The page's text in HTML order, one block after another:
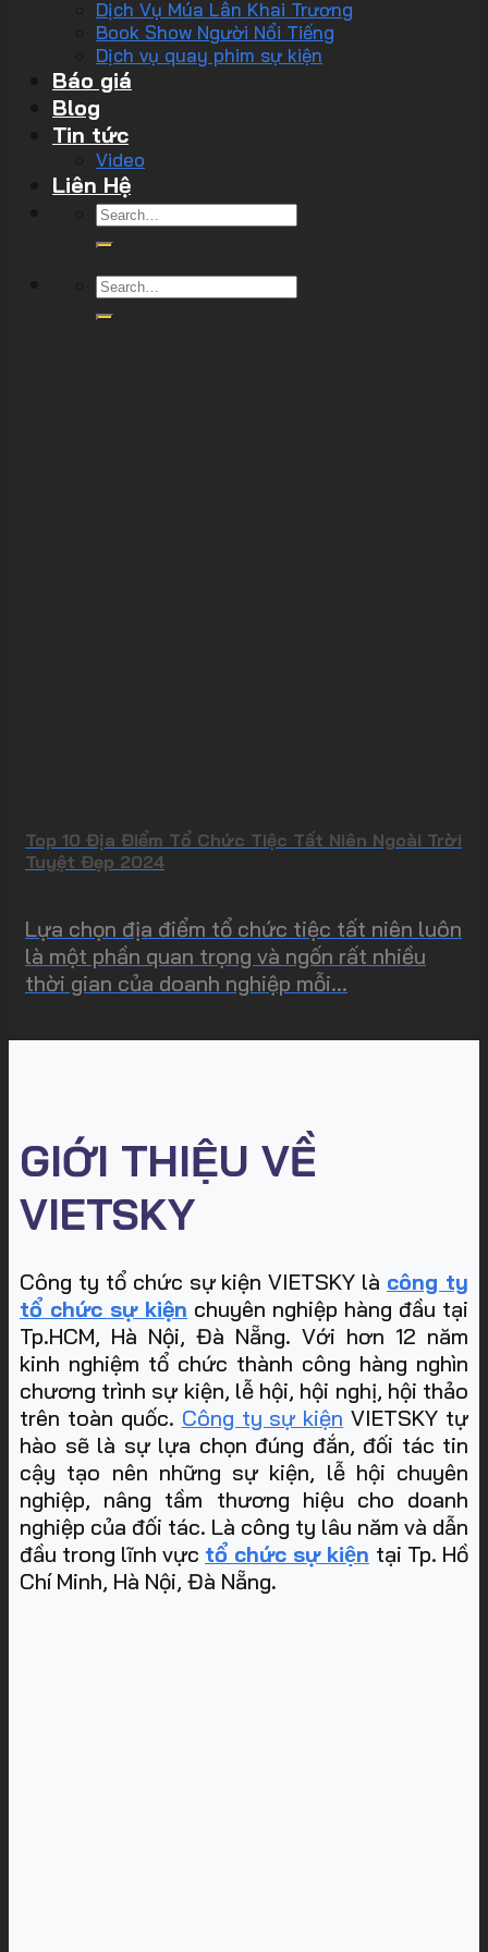
Dịch Vụ Múa Lân Khai Trương
Book Show Người Nổi Tiếng
Dịch vụ quay phim sự kiện
Báo giá
Blog
Tin tức
Video
Liên Hệ
Top 10 Địa Điểm Tổ Chức Tiệc Tất Niên Ngoài Trời
Tuyệt Đẹp 2024
Lựa chọn địa điểm tổ chức tiệc tất niên luôn
là một phần quan trọng và ngốn rất nhiều
thời gian của doanh nghiệp mỗi...
GIỚI THIỆU VỀ
VIETSKY
Công ty tổ chức sự kiện VIETSKY là công ty
tổ chức sự kiện chuyên nghiệp hàng đầu tại
Tp.HCM, Hà Nội, Đà Nẵng. Với hơn 12 năm
kinh nghiệm tổ chức thành công hàng nghìn
chương trình sự kiện, lễ hội, hội nghị, hội thảo
trên toàn quốc. Công ty sự kiện VIETSKY tự
hào sẽ là sự lựa chọn đúng đắn, đối tác tin
cậy tạo nên những sự kiện, lễ hội chuyên
nghiệp, nâng tầm thương hiệu cho doanh
nghiệp của đối tác. Là công ty lâu năm và dẫn
đầu trong lĩnh vực tổ chức sự kiện tại Tp. Hồ
Chí Minh, Hà Nội, Đà Nẵng.